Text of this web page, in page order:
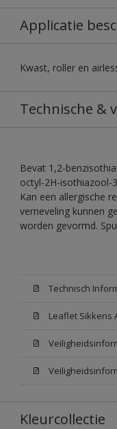
Applicatie
Kwast, roller en
Technische &
Bevat 1,2-
octyl-2H-isothiazool-
Kan een allergische
verneveling kunnen
worden gevormd.
Leaflet Sikkens
Kleurcollectie